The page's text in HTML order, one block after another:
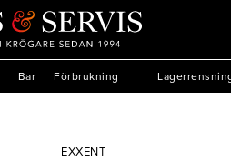
Bar Förbrukning
EXXENT